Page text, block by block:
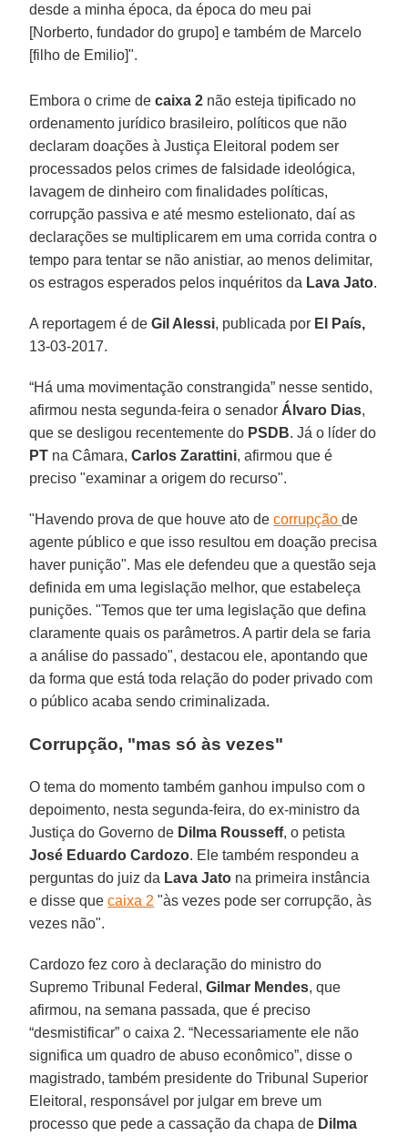
desde a minha época, da época do meu pai
[Norberto, fundador do grupo] e também de Marcelo
[filho de Emilio]".
Embora o crime de caixa 2 não esteja tipificado no
ordenamento jurídico brasileiro, políticos que não
declaram doações à Justiça Eleitoral podem ser
processados pelos crimes de falsidade ideológica,
lavagem de dinheiro com finalidades políticas,
corrupção passiva e até mesmo estelionato, daí as
declarações se multiplicarem em uma corrida contra o
tempo para tentar se não anistiar, ao menos delimitar,
os estragos esperados pelos inquéritos da Lava Jato.
A reportagem é deGil Alessi, publicada por El País,
13-03-2017.
“Há uma movimentação constrangida” nesse sentido,
afirmou nesta segunda-feira o senador Álvaro Dias,
que se desligou recentemente do PSDB. Já o líder do
PT na Câmara,Carlos Zarattini, afirmou que é
preciso "examinar a origem do recurso".
"Havendo prova de que houve ato decorrupçãode
agente público e que isso resultou em doação precisa
haver punição". Mas ele defendeu que a questão seja
definida em uma legislação melhor, que estabeleça
punições. "Temos que ter uma legislação que defina
claramente quais os parâmetros. A partir dela se faria
a análise do passado", destacou ele, apontando que
da forma que está toda relação do poder privado com
o público acaba sendo criminalizada.
Corrupção, "mas só às vezes"
O tema do momento também ganhou impulso com o
depoimento, nesta segunda-feira, do ex-ministro da
Justiça do Governo de Dilma Rousseff, o petista
José Eduardo Cardozo. Ele também respondeu a
perguntas do juiz da Lava Jato na primeira instância
e disse quecaixa 2 "às vezes pode ser corrupção, às
vezes não".
Cardozo fez coro à declaração do ministro do
Supremo Tribunal Federal,Gilmar Mendes, que
afirmou, na semana passada, que é preciso
“desmistificar” o caixa 2. “Necessariamente ele não
significa um quadro de abuso econômico”, disse o
magistrado, também presidente do Tribunal Superior
Eleitoral, responsável por julgar em breve um
processo que pede a cassação da chapa de Dilma